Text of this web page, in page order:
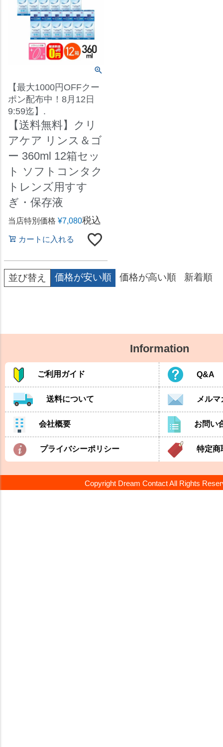
【最大1000円OFFクー
ポン配布中！8月12日
9:59迄】.
【送料無料】クリ
アケア リンス＆ゴ
ー 360ml 12箱セッ
ト ソフトコンタク
トレンズ用すす
ぎ・保存液
当店特別価格 ¥7,080税込
カートに入れる
並び替え 価格が安い順 価格が高い順 新着順
Information
ご利用ガイド Q&A
送料について メル
会社概要 お問い
プライバシーポリシー 特定商
Copyright Dream Contact All Rights